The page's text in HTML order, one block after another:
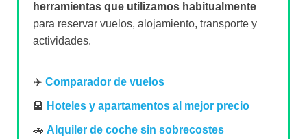
herramientas que utilizamos habitualmente
para reservar vuelos, alojamiento, transporte y
actividades.
✈️ Comparador de vuelos
🏨 Hoteles y apartamentos al mejor precio
🚗 Alquiler de coche sin sobrecostes